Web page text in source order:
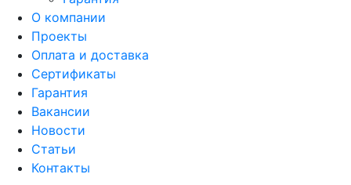
О компании
Проекты
Оплата и доставка
Сертификаты
Гарантия
Вакансии
Новости
Статьи
Контакты